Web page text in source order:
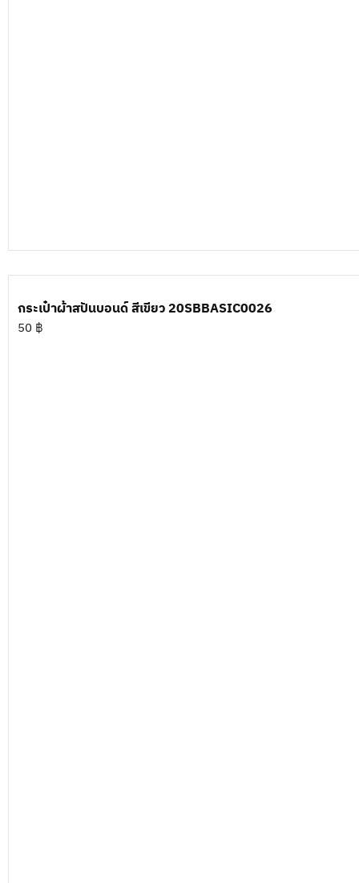
กระเป๋าผ้าสปันบอนด์ สีเขียว 20SBBASIC0026
50 ฿